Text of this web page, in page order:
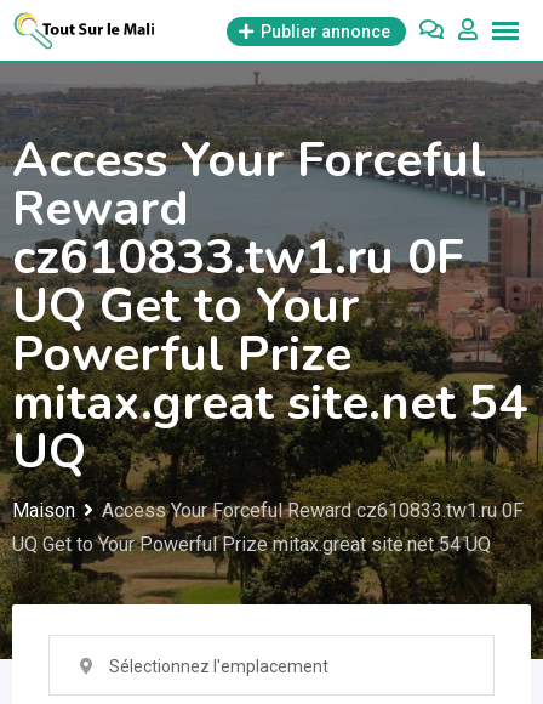
Aller
Publier annonce
Access Your Forceful
Reward
cz610833.tw1.ru 0F
UQ Get to Your
Powerful Prize
mitax.great site.net 54
UQ
Maison
Access Your Forceful Reward cz610833.tw1.ru 0F
UQ Get to Your Powerful Prize mitax.great site.net 54 UQ
Sélectionnez l'emplacement